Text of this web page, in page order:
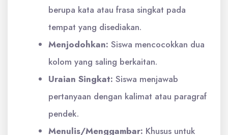
berupa kata atau frasa singkat pada
tempat yang disediakan.
Menjodohkan: Siswa mencocokkan dua
kolom yang saling berkaitan.
Uraian Singkat: Siswa menjawab
pertanyaan dengan kalimat atau paragraf
pendek.
Menulis/Menggambar: Khusus untuk